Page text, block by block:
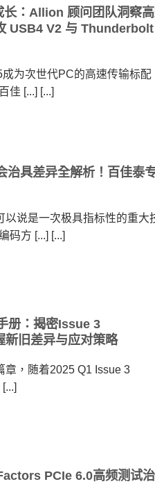
长：Allion 顾问团队洞察
USB4 V2 与
为次世代PC的高速传输标配
佳 [...] [...]
治具差异全解析！百佳泰
以说是一次极具指标性的重大
码方 [...] [...]
册：揭密Issue 3
旧差异与应对策略
章，随着2025 Q1 Issue 3
PCIe 6.0高频测试